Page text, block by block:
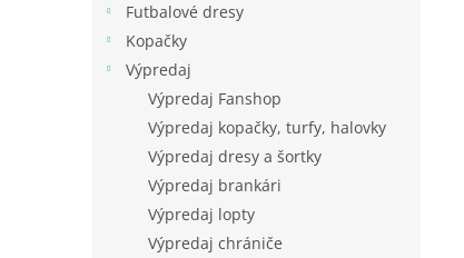
Futbalové dresy
Kopačky
Výpredaj
Výpredaj Fanshop
Výpredaj kopačky, turfy, halovky
Výpredaj dresy a šortky
Výpredaj brankári
Výpredaj lopty
Výpredaj chrániče